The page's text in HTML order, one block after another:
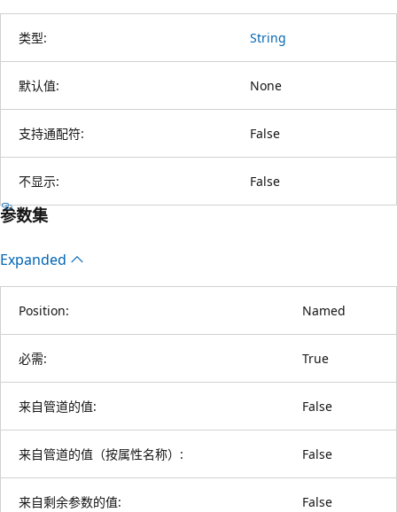
类型: String
默认值: None
支持通配符: False
不显示: False
参数集
Expanded
Position: Named
必需: True
来自管道的值: False
来自管道的值（按属性名称）: False
来自剩余参数的值: False